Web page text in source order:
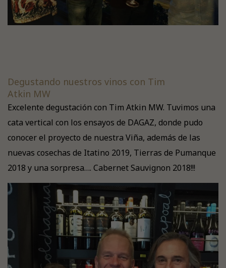
Degustando nuestros vinos con Tim
Atkin MW
Excelente degustación con Tim Atkin MW. Tuvimos una
cata vertical con los ensayos de DAGAZ, donde pudo
conocer el proyecto de nuestra Viña, además de las
nuevas cosechas de Itatino 2019, Tierras de Pumanque
2018 y una sorpresa…. Cabernet Sauvignon 2018!!!